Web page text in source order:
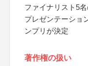
ファイナリスト5
プレゼンテーショ
ンプリが決定
著作権の扱い